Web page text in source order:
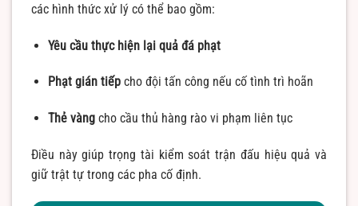
các hình thức xử lý có thể bao gồm:
Yêu cầu thực hiện lại quả đá phạt
Phạt gián tiếpcho đội tấn công nếu cố tình trì hoãn
Thẻ vàngcho cầu thủ hàng rào vi phạm liên tục
Điều này giúp trọng tài kiểm soát trận đấu hiệu quả và
giữ trật tự trong các pha cố định.